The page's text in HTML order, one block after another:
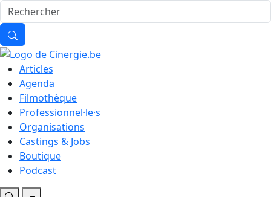
Articles
Agenda
Filmothèque
Professionnel·le·s
Organisations
Castings & Jobs
Boutique
Podcast